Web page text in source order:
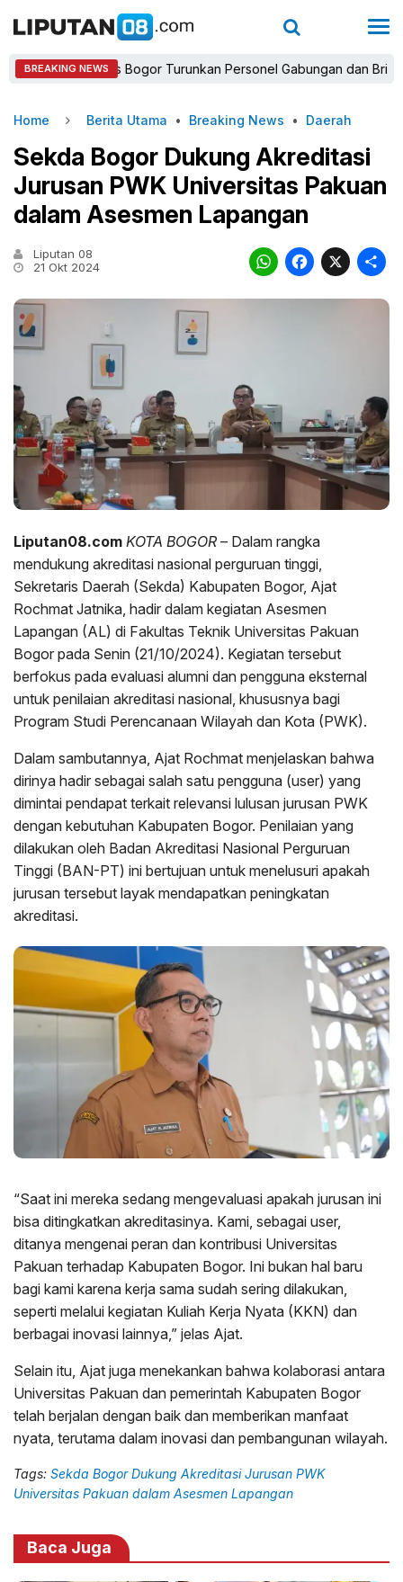
BREAKING NEWS
Kapolres Bogor Turunkan Personel Gabungan dan Brimob,
Home Berita Utama • Breaking News • Daerah
Sekda Bogor Dukung Akreditasi
Jurusan PWK Universitas Pakuan
dalam Asesmen Lapangan
Liputan 08
21 Okt 2024
X
Liputan08.com KOTA BOGOR – Dalam rangka
mendukung akreditasi nasional perguruan tinggi,
Sekretaris Daerah (Sekda) Kabupaten Bogor, Ajat
Rochmat Jatnika, hadir dalam kegiatan Asesmen
Lapangan (AL) di Fakultas Teknik Universitas Pakuan
Bogor pada Senin (21/10/2024). Kegiatan tersebut
berfokus pada evaluasi alumni dan pengguna eksternal
untuk penilaian akreditasi nasional, khususnya bagi
Program Studi Perencanaan Wilayah dan Kota (PWK).
Dalam sambutannya, Ajat Rochmat menjelaskan bahwa
dirinya hadir sebagai salah satu pengguna (user) yang
dimintai pendapat terkait relevansi lulusan jurusan PWK
dengan kebutuhan Kabupaten Bogor. Penilaian yang
dilakukan oleh Badan Akreditasi Nasional Perguruan
Tinggi (BAN-PT) ini bertujuan untuk menelusuri apakah
jurusan tersebut layak mendapatkan peningkatan
akreditasi.
“Saat ini mereka sedang mengevaluasi apakah jurusan ini
bisa ditingkatkan akreditasinya. Kami, sebagai user,
ditanya mengenai peran dan kontribusi Universitas
Pakuan terhadap Kabupaten Bogor. Ini bukan hal baru
bagi kami karena kerja sama sudah sering dilakukan,
seperti melalui kegiatan Kuliah Kerja Nyata (KKN) dan
berbagai inovasi lainnya,” jelas Ajat.
Selain itu, Ajat juga menekankan bahwa kolaborasi antara
Universitas Pakuan dan pemerintah Kabupaten Bogor
telah berjalan dengan baik dan memberikan manfaat
nyata, terutama dalam inovasi dan pembangunan wilayah.
Tags: Sekda Bogor Dukung Akreditasi Jurusan PWK
Universitas Pakuan dalam Asesmen Lapangan
Baca Juga